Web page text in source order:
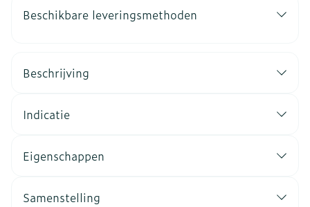
Beschikbare leveringsmethoden
Beschrijving
Indicatie
Eigenschappen
Samenstelling